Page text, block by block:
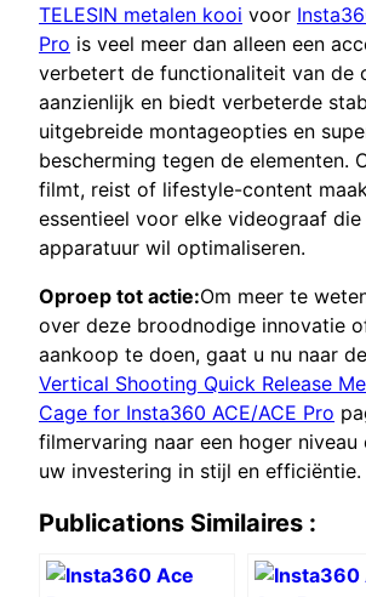
TELESIN metalen kooi voor
Pro is veel meer dan alleen een
verbetert de functionaliteit van de
aanzienlijk en biedt verbeterde
uitgebreide montageopties en
bescherming tegen de elementen.
filmt, reist of lifestyle-content
essentieel voor elke videograaf
apparatuur wil optimaliseren.
Oproep tot actie:Om meer te
over deze broodnodige innovatie
aankoop te doen, gaat u nu naar de
Vertical Shooting Quick Release
Cage for Insta360 ACE/ACE Pro
filmervaring naar een hoger niveau
uw investering in stijl en efficiëntie.
Publications Similaires :